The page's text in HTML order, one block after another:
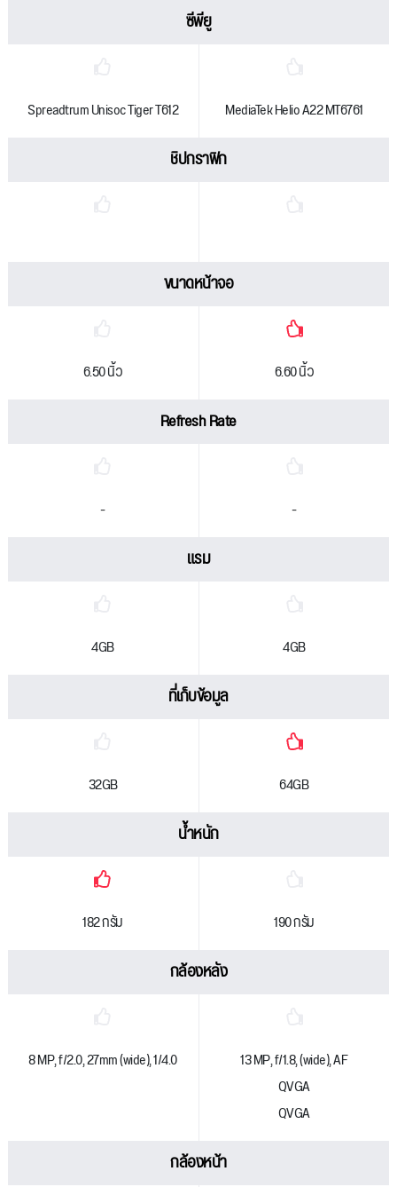
ซีพียู
Spreadtrum Unisoc Tiger T612 MediaTek Helio A22 MT6761
ชิปกราฟิก
ขนาดหน้าจอ
6.50 นิ้ว 6.60 นิ้ว
Refresh Rate
- -
แรม
4GB 4GB
ที่เก็บข้อมูล
32GB 64GB
น้ำหนัก
182 กรัม 190 กรัม
กล้องหลัง
8 MP, f/2.0, 27mm (wide), 1/4.0
13 MP, f/1.8, (wide), AF
QVGA
QVGA
กล้องหน้า